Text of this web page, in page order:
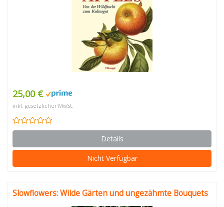
25,00 €
inkl. gesetzlicher MwSt.
Details
Nicht Verfügbar
Slowflowers: Wilde Gärten und ungezähmte Bouquets